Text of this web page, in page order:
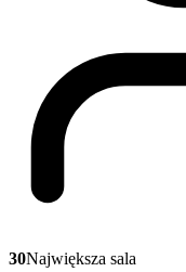
30Największa sala